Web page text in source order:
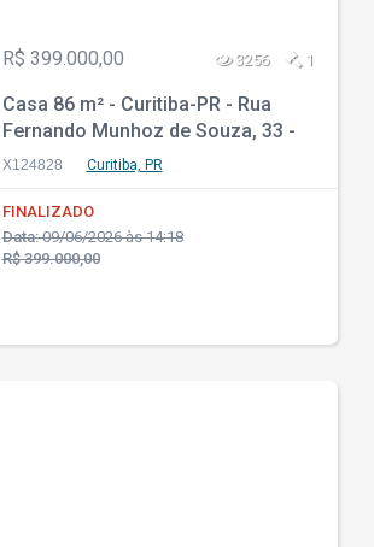
R$ 399.000,00 3256 1
Casa 86 m² - Curitiba-PR - Rua
Fernando Munhoz de Souza, 33 -
Alto Boqueirão
X124828 Curitiba, PR
FINALIZADO
Data:09/06/2026 às 14:18
R$ 399.000,00